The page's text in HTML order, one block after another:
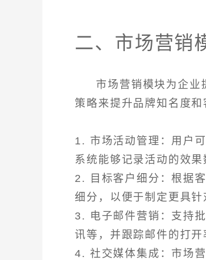
二、市场营销
市场营销模块为企业
策略来提升品牌知名度
1. 市场活动管理：用户
系统能够记录活动的效
2. 目标客户细分：根据
细分，以便于制定更具针
3. 电子邮件营销：支持
讯等，并跟踪邮件的打开
4. 社交媒体集成：市场